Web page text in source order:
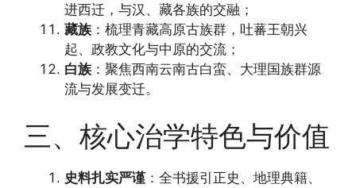
进西迁，与汉、藏各族的交融；
藏族 ：梳理青藏高原古族群，吐蕃王朝兴
起、政教文化与中原的交流；
白族 ：聚焦西南云南古白蛮、大理国族群源
流与发展变迁。
三、核心治学特色与价值
史料扎实严谨 ：全书援引正史、地理典籍、